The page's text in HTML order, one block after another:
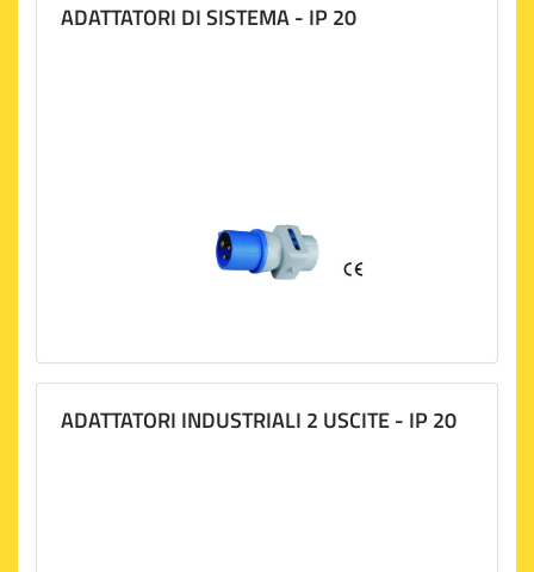
ADATTATORI DI SISTEMA - IP 20
ADATTATORI INDUSTRIALI 2 USCITE - IP 20